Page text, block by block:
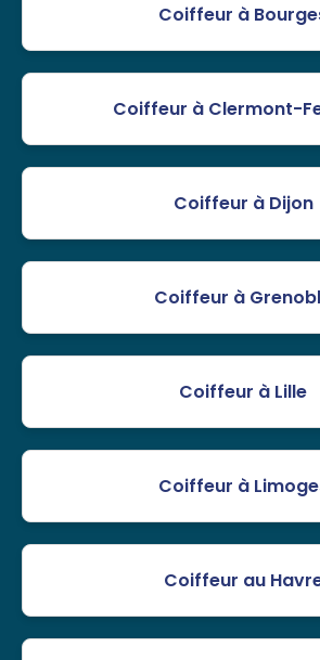
Coiffeur à
Coiffeur à Clermont-
Coiffeur à Dijon
Coiffeur à
Coiffeur à Lille
Coiffeur à
Coiffeur au